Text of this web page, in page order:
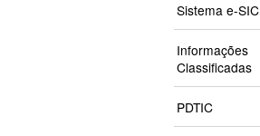
Sistema e-SIC
Informações
Classificadas
PDTIC